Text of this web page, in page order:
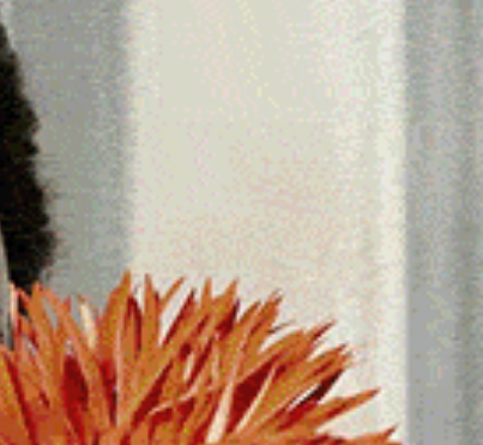
Facebook
ThreadsInstagram
X YouTube